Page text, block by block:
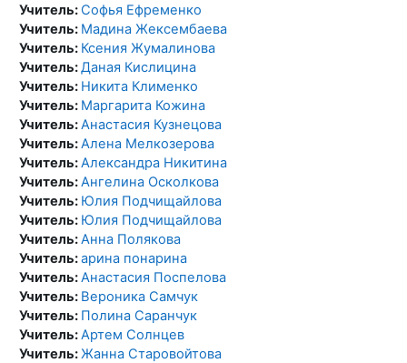
Учитель:Софья Ефременко
Учитель: Мадина Жексембаева
Учитель: Ксения Жумалинова
Учитель:Даная Кислицина
Учитель: Никита Клименко
Учитель: Маргарита Кожина
Учитель:Анастасия Кузнецова
Учитель:Алена Мелкозерова
Учитель:Александра Никитина
Учитель:Ангелина Осколкова
Учитель: Юлия Подчищайлова
Учитель: Юлия Подчищайлова
Учитель:Анна Полякова
Учитель:арина понарина
Учитель:Анастасия Поспелова
Учитель: Вероника Самчук
Учитель: Полина Саранчук
Учитель:Артем Солнцев
Учитель:Жанна Старовойтова